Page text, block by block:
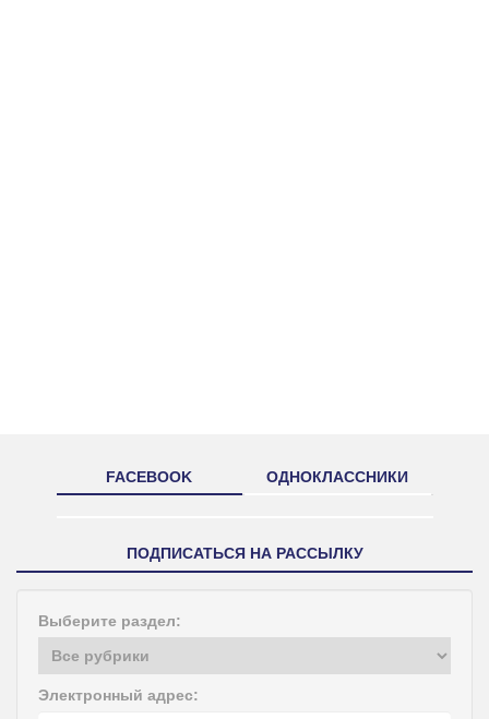
FACEBOOK ОДНОКЛАССНИКИ
ПОДПИСАТЬСЯ НА РАССЫЛКУ
Выберите раздел:
Электронный адрес: